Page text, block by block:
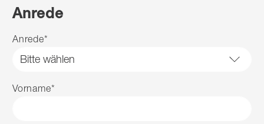
Anrede
Anrede*
Vorname*